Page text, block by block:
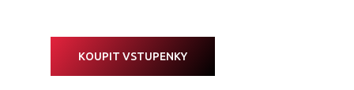
KOUPIT VSTUPENKY